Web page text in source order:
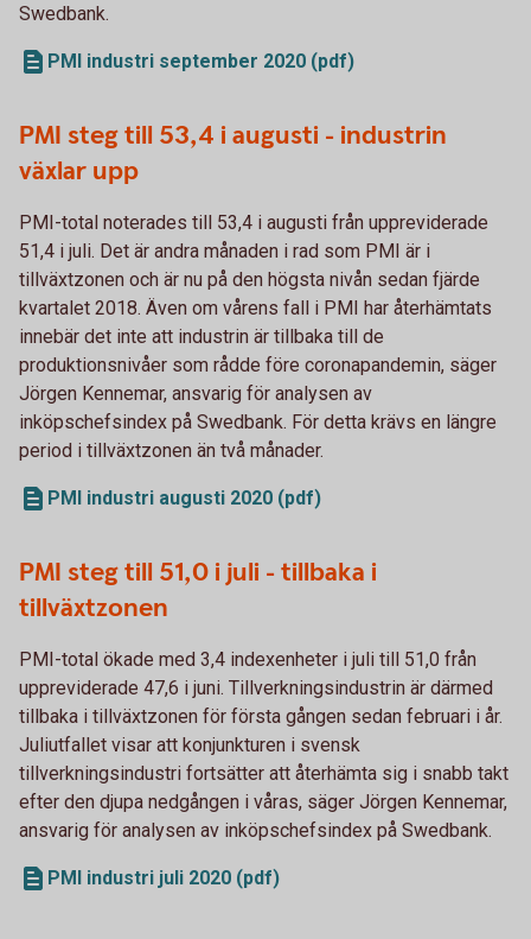
Swedbank.
PMI industri september 2020 (pdf)
PMI steg till 53,4 i augusti - industrin
växlar upp
PMI-total noterades till 53,4 i augusti från uppreviderade
51,4 i juli. Det är andra månaden i rad som PMI är i
tillväxtzonen och är nu på den högsta nivån sedan fjärde
kvartalet 2018. Även om vårens fall i PMI har återhämtats
innebär det inte att industrin är tillbaka till de
produktionsnivåer som rådde före coronapandemin, säger
Jörgen Kennemar, ansvarig för analysen av
inköpschefsindex på Swedbank. För detta krävs en längre
period i tillväxtzonen än två månader.
PMI industri augusti 2020 (pdf)
PMI steg till 51,0 i juli - tillbaka i
tillväxtzonen
PMI-total ökade med 3,4 indexenheter i juli till 51,0 från
uppreviderade 47,6 i juni. Tillverkningsindustrin är därmed
tillbaka i tillväxtzonen för första gången sedan februari i år.
Juliutfallet visar att konjunkturen i svensk
tillverkningsindustri fortsätter att återhämta sig i snabb takt
efter den djupa nedgången i våras, säger Jörgen Kennemar,
ansvarig för analysen av inköpschefsindex på Swedbank.
PMI industri juli 2020 (pdf)